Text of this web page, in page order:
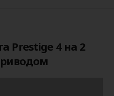
Prestige 4 на 2